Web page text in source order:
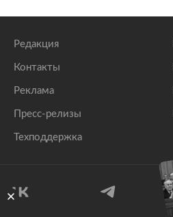
Редакция
Контакты
Реклама
Пресс-релизы
Техподдержка